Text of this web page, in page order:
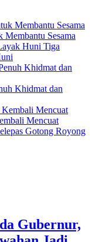
Sesama
Tiga
Khidmat dan
Mencuat
Gotong Royong
Gubernur,